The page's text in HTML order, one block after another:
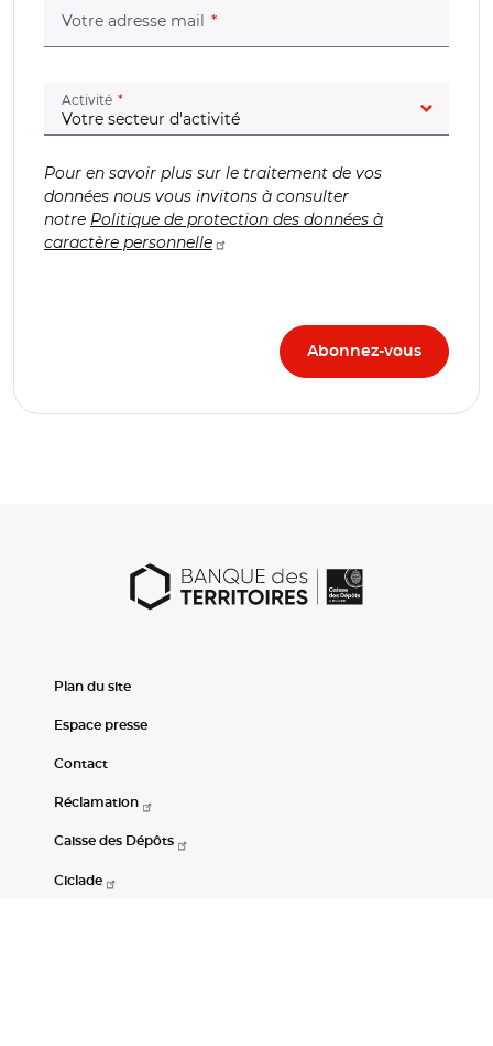
Votre adresse mail (champ obligatoire)
Activité (champ obligatoire)
Pour en savoir plus sur le traitement de vos
données nous vous invitons à consulter
notre Politique de protection des données à
caractère personnelle
Plan du site
Espace presse
Contact
Réclamation
Caisse des Dépôts
Ciclade